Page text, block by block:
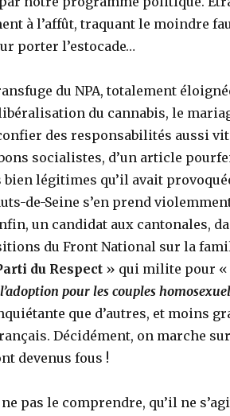
à l’affût, traquant le moindre
porter l’estocade…
du NPA, totalement
du cannabis, le
des responsabilités aussi
socialistes, d’un article
légitimes qu’il avait
de-Seine s’en prend
un candidat aux cantonales,
du Front National sur la
du Respect » qui milite pour
pour les couples
que d’autres, et moins
Décidément, on marche
devenus fous !
pas le comprendre, qu’il ne